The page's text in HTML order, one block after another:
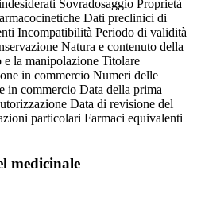
Sovradosaggio Proprietà
Dati preclinici di
Incompatibilità Periodo di validità
Natura e contenuto della
la manipolazione Titolare
in commercio Numeri delle
in commercio Data della prima
Data di revisione del
particolari Farmaci equivalenti
medicinale